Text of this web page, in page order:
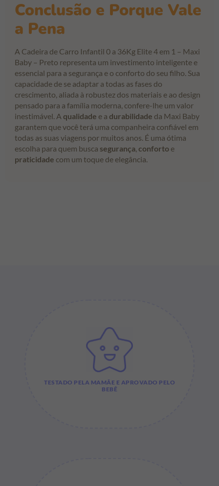
Conclusão e Porque Vale
a Pena
A Cadeira de Carro Infantil 0 a 36Kg Elite 4 em 1 – Maxi
Baby – Preto representa um investimento inteligente e
essencial para a segurança e o conforto do seu filho. Sua
capacidade de se adaptar a todas as fases do
crescimento, aliada à robustez dos materiais e ao design
pensado para a família moderna, confere-lhe um valor
inestimável. A qualidade e a durabilidade da Maxi Baby
garantem que você terá uma companheira confiável em
todas as suas viagens por muitos anos. É uma ótima
escolha para quem busca segurança, conforto e
praticidade com um toque de elegância.
TESTADO PELA MAMÃE E APROVADO PELO
BEBÊ